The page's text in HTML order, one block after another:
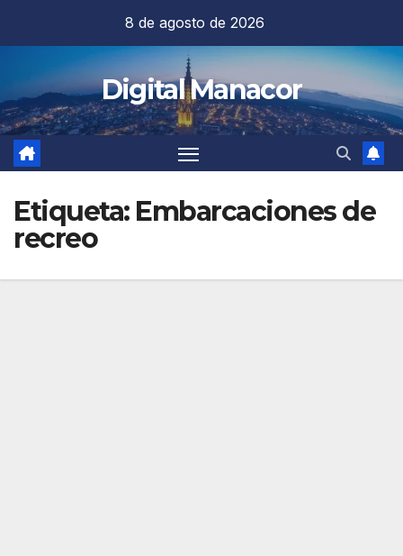
contenido
8 de agosto de 2026
Digital Manacor
Etiqueta: Embarcaciones de
recreo